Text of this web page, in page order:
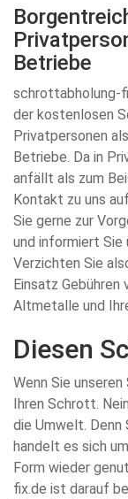
Betriebe
schrottabholung-
der kostenlosen
Privatpersonen
Betriebe. Da in
anfällt als zum
Kontakt zu uns
Sie gerne zur
und informiert
Verzichten Sie
Einsatz Gebühren
Altmetalle und
Diesen
Wenn Sie
Ihren Schrott.
die Umwelt.
handelt es sich
Form wieder
fix.de ist darauf